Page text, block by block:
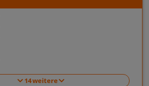
14 weitere